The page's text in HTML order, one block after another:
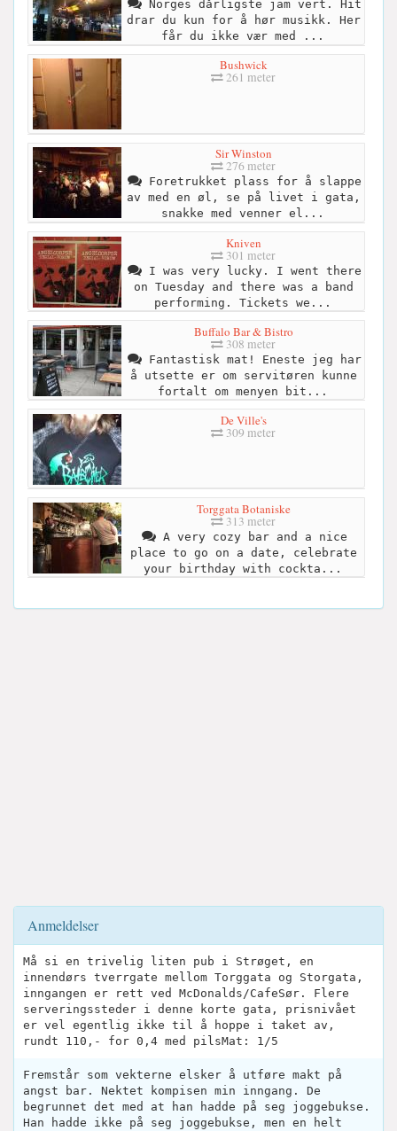
Norges dårligste jam vert. Hit
drar du kun for å hør musikk. Her
får du ikke vær med ...
Bushwick
261 meter
Sir Winston
276 meter
Foretrukket plass for å slappe
av med en øl, se på livet i gata,
snakke med venner el...
Kniven
301 meter
I was very lucky. I went there
on Tuesday and there was a band
performing. Tickets we...
Buffalo Bar & Bistro
308 meter
Fantastisk mat! Eneste jeg har
å utsette er om servitøren kunne
fortalt om menyen bit...
De Ville's
309 meter
Torggata Botaniske
313 meter
A very cozy bar and a nice
place to go on a date, celebrate
your birthday with cockta...
Anmeldelser
Må si en trivelig liten pub i Strøget, en
innendørs tverrgate mellom Torggata og Storgata,
inngangen er rett ved McDonalds/CafeSør. Flere
serveringssteder i denne korte gata, prisnivået
er vel egentlig ikke til å hoppe i taket av,
rundt 110,- for 0,4 med pilsMat: 1/5
Fremstår som vekterne elsker å utføre makt på
angst bar. Nektet kompisen min inngang. De
begrunnet det med at han hadde på seg joggebukse.
Han hadde ikke på seg joggebukse, men en helt